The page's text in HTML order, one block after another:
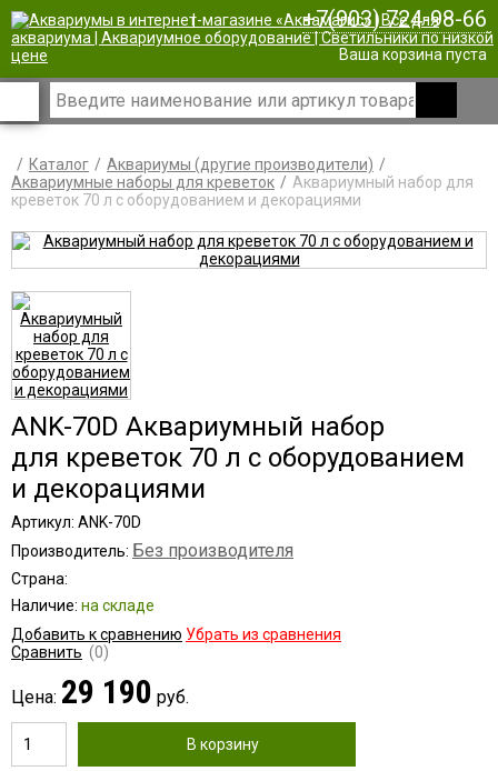
| +7(903) 724-98-66
Ваша корзина пуста
Каталог
Аквариумы (другие производители)
Аквариумные наборы для креветок
Аквариумный набор для
креветок 70 л с оборудованием и декорациями
АNK-70D Аквариумный набор
для креветок 70 л с оборудованием
и декорациями
Артикул: АNK-70D
Производитель: Без производителя
Страна:
Наличие: на складе
Добавить к сравнению Убрать из сравнения
Сравнить (0)
Цена: 29 190 руб.
В корзину